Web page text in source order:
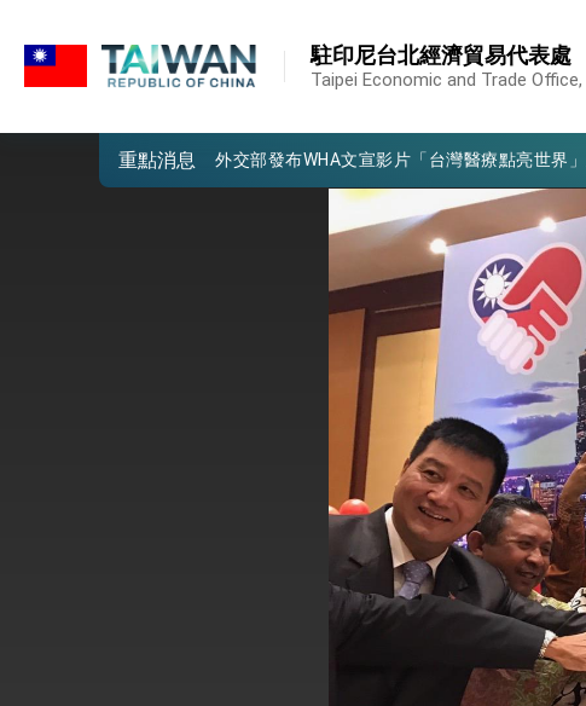
駐印尼台北經濟貿易代表處
Taipei Economic and Trade
重點消息
我國政府將在美國亞利桑納州設立「駐鳳凰城
外交部發布WHA文宣影片「台灣醫療點亮世界
總統出訪史瓦帝尼返國談話 強調臺灣人有權
堅定走向世界 賴總統抵達史瓦帝尼王國進行國
總統與五院院長新春茶敘 盼化分歧為團結、
台美貿易協議完成簽署達成6大目標、創5大
臺美簽署「對等貿易協定」確立對等關稅15%
總統接受「法新社」（AFP）專訪內容
外交部長林佳龍於《外交事務》撰文指出：自
總統主持「台美經濟繁榮夥伴對話」記者會
外交部長林佳龍接受印尼「時代雜誌」專訪，